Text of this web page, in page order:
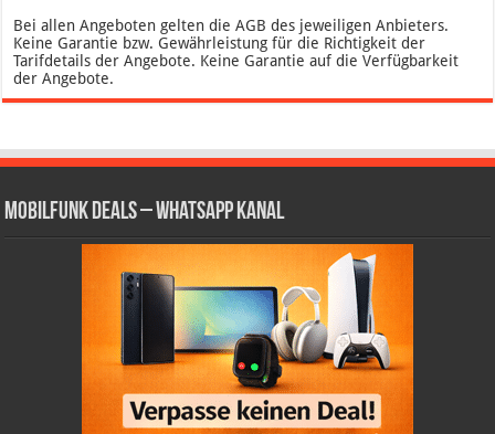
Bei allen Angeboten gelten die AGB des jeweiligen Anbieters.
Keine Garantie bzw. Gewährleistung für die Richtigkeit der
Tarifdetails der Angebote. Keine Garantie auf die Verfügbarkeit
der Angebote.
Mobilfunk Deals – WhatsApp Kanal